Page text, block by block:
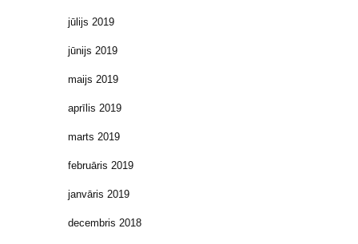
jūlijs 2019
jūnijs 2019
maijs 2019
aprīlis 2019
marts 2019
februāris 2019
janvāris 2019
decembris 2018